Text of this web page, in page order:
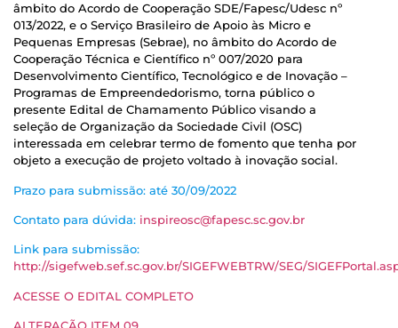
âmbito do Acordo de Cooperação SDE/Fapesc/Udesc nº
013/2022, e o Serviço Brasileiro de Apoio às Micro e
Pequenas Empresas (Sebrae), no âmbito do Acordo de
Cooperação Técnica e Científico nº 007/2020 para
Desenvolvimento Científico, Tecnológico e de Inovação –
Programas de Empreendedorismo, torna público o
presente Edital de Chamamento Público visando a
seleção de Organização da Sociedade Civil (OSC)
interessada em celebrar termo de fomento que tenha por
objeto a execução de projeto voltado à inovação social.
Prazo para submissão: até 30/09/2022
Contato para dúvida: inspireosc@fapesc.sc.gov.br
Link para submissão:
http://sigefweb.sef.sc.gov.br/SIGEFWEBTRW/SEG/
ACESSE O EDITAL COMPLETO